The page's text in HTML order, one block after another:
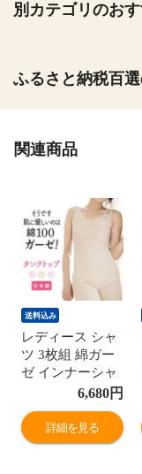
別カテゴリのお
ふるさと納税百
関連商品
送料込み
レディース シャ
ツ 3枚組 綿ガー
ゼ インナーシャ
ツ タンクトップ
製 スーピマ 綿
100% 敏感肌 肌
6,680円
詳細を見る